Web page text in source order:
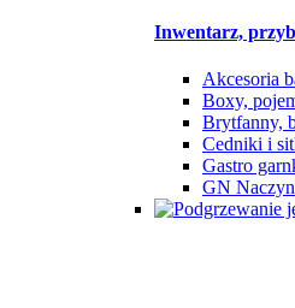
Inwentarz,
Akcesoria
Boxy,
Brytfanny,
Cedniki i
Gastro
GN